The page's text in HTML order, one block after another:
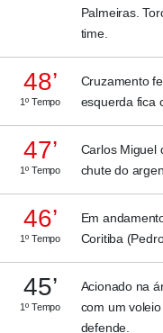
Palmeiras.
time.
48’
1º Tempo
Cruzamento
esquerda fica
47’
1º Tempo
Carlos Miguel
chute do
46’
1º Tempo
Em
Coritiba
45’
1º Tempo
Acionado na
com um
defende.